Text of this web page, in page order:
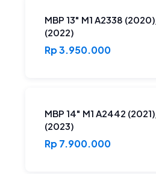
MBP 13" M1 A2338
(2022)
Rp 3.950.000
MBP 14" M1 A2442
(2023)
Rp 7.900.000